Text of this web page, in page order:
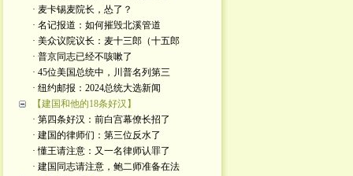
· 麦卡锡麦院长，怂了？
· 名记报道：如何摧毁北溪管道
· 美众议院议长：麦十三郎（十五郎
· 普京同志已经不咳嗽了
· 45位美国总统中，川普名列第三
· 纽约邮报：2024总统大选新闻
【建国和他的18条好汉】
· 第四条好汉：前白宫幕僚长招了
· 建国的律师们：第三位反水了
· 懂王请注意：又一名律师认罪了
· 建国同志请注意，鲍二师准备在法